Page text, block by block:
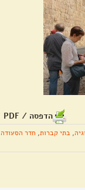
הדפסה / PDF
, בתי קברות, חדר הסעודה